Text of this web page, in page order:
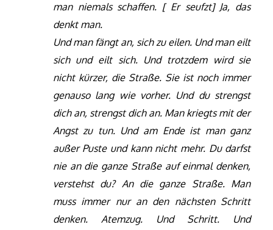
man niemals schaffen. [ Er seufzt] Ja, das
denkt man.
Und man fängt an, sich zu eilen. Und man eilt
sich und eilt sich. Und trotzdem wird sie
nicht kürzer, die Straße. Sie ist noch immer
genauso lang wie vorher. Und du strengst
dich an, strengst dich an. Man kriegts mit der
Angst zu tun. Und am Ende ist man ganz
außer Puste und kann nicht mehr. Du darfst
nie an die ganze Straße auf einmal denken,
verstehst du? An die ganze Straße. Man
muss immer nur an den nächsten Schritt
denken. Atemzug. Und Schritt. Und